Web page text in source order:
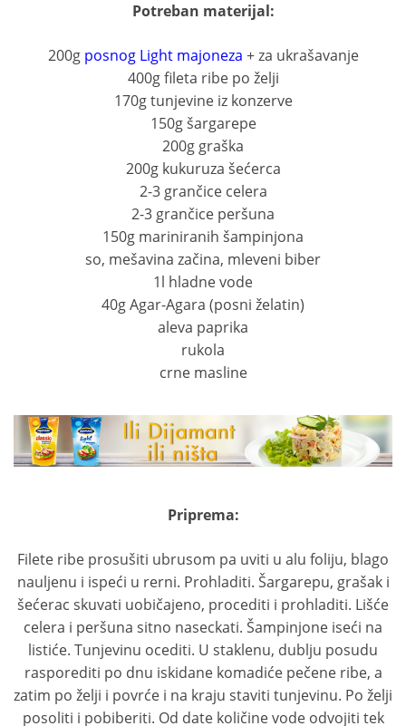
Potreban materijal:
200g posnog Light majoneza + za ukrašavanje
400g fileta ribe po želji
170g tunjevine iz konzerve
150g šargarepe
200g graška
200g kukuruza šećerca
2-3 grančice celera
2-3 grančice peršuna
150g mariniranih šampinjona
so, mešavina začina, mleveni biber
1l hladne vode
40g Agar-Agara (posni želatin)
aleva paprika
rukola
crne masline
Priprema:
Filete ribe prosušiti ubrusom pa uviti u alu foliju, blago
nauljenu i ispeći u rerni. Prohladiti. Šargarepu, grašak i
šećerac skuvati uobičajeno, procediti i prohladiti. Lišće
celera i peršuna sitno naseckati. Šampinjone iseći na
listiće. Tunjevinu ocediti. U staklenu, dublju posudu
rasporediti po dnu iskidane komadiće pečene ribe, a
zatim po želji i povrće i na kraju staviti tunjevinu. Po želji
posoliti i pobiberiti. Od date količine vode odvojiti tek